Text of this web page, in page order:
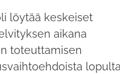
löytää keskeiset
aikana
toteuttamisen